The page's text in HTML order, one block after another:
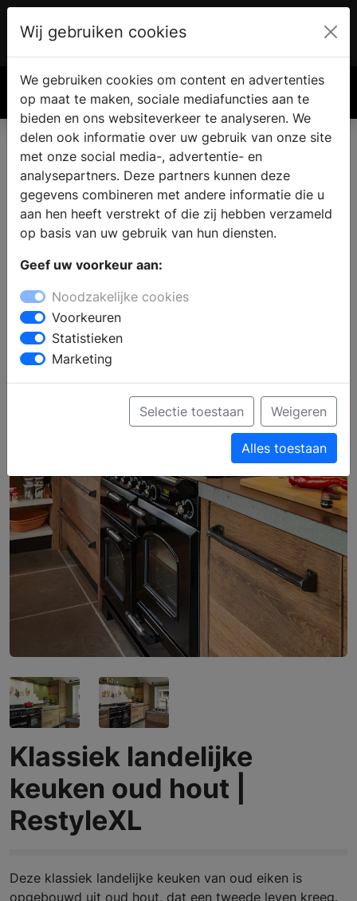
€ 0.00
Klassiek landelijke
keuken oud hout |
RestyleXL
Deze klassiek landelijke keuken van oud eiken is
opgebouwd uit oud hout, dat een tweede leven kreeg.
Wij gebruiken cookies
We gebruiken cookies om content en advertenties
op maat te maken, sociale mediafuncties aan te
bieden en ons websiteverkeer te analyseren. We
delen ook informatie over uw gebruik van onze site
met onze social media-, advertentie- en
analysepartners. Deze partners kunnen deze
gegevens combineren met andere informatie die u
aan hen heeft verstrekt of die zij hebben verzameld
op basis van uw gebruik van hun diensten.
Geef uw voorkeur aan:
Noodzakelijke cookies
Voorkeuren
Statistieken
Marketing
Selectie toestaan Weigeren
Alles toestaan